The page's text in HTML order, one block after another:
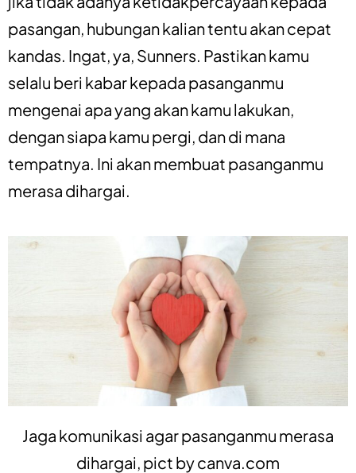
pasangan, hubungan kalian tentu akan cepat
kandas. Ingat, ya, Sunners. Pastikan kamu
selalu beri kabar kepada pasanganmu
mengenai apa yang akan kamu lakukan,
dengan siapa kamu pergi, dan di mana
tempatnya. Ini akan membuat pasanganmu
merasa dihargai.
Jaga komunikasi agar pasanganmu merasa
dihargai, pict bycanva.com